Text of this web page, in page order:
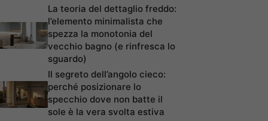
La teoria del dettaglio freddo:
l’elemento minimalista che
spezza la monotonia del
vecchio bagno (e rinfresca lo
sguardo)
Il segreto dell’angolo cieco:
perché posizionare lo
specchio dove non batte il
sole è la vera svolta estiva